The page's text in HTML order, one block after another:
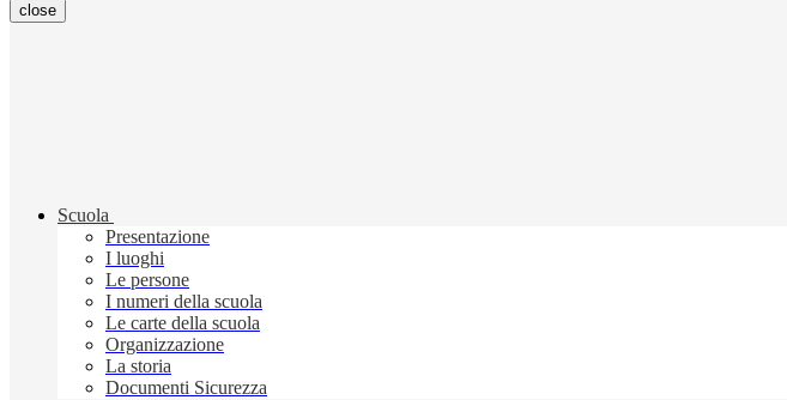
close
Scuola
Presentazione
I luoghi
Le persone
I numeri della scuola
Le carte della scuola
Organizzazione
La storia
Documenti Sicurezza